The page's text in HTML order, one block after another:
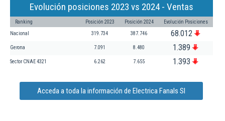
Evolución posiciones 2023 vs 2024 - Ventas
Ranking Posición 2023 Posición 2024 Evolución Posiciones
Nacional 319.734 387.746 68.012
Gerona 7.091 8.480 1.389
Sector CNAE 4321 6.262 7.655 1.393
Acceda a toda la información de Electrica Fanals Sl